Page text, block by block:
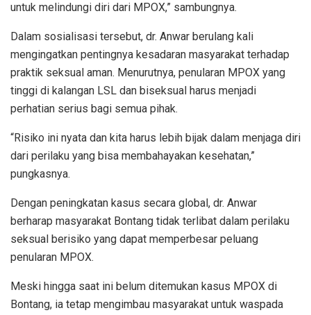
untuk melindungi diri dari MPOX,” sambungnya.
Dalam sosialisasi tersebut, dr. Anwar berulang kali
mengingatkan pentingnya kesadaran masyarakat terhadap
praktik seksual aman. Menurutnya, penularan MPOX yang
tinggi di kalangan LSL dan biseksual harus menjadi
perhatian serius bagi semua pihak.
“Risiko ini nyata dan kita harus lebih bijak dalam menjaga diri
dari perilaku yang bisa membahayakan kesehatan,”
pungkasnya.
Dengan peningkatan kasus secara global, dr. Anwar
berharap masyarakat Bontang tidak terlibat dalam perilaku
seksual berisiko yang dapat memperbesar peluang
penularan MPOX.
Meski hingga saat ini belum ditemukan kasus MPOX di
Bontang, ia tetap mengimbau masyarakat untuk waspada